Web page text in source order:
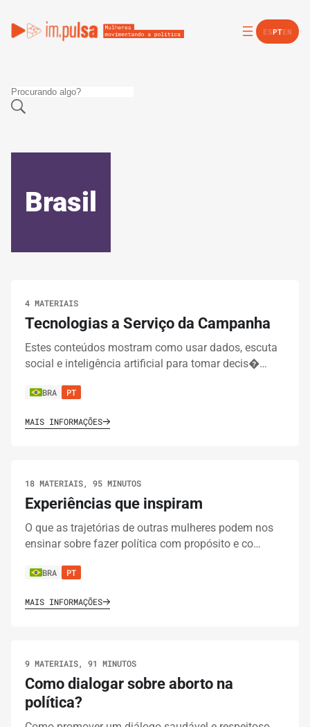
ESPTEN
Brasil
4 MATERIAIS
Tecnologias a Serviço da Campanha
Estes conteúdos mostram como usar dados, escuta
social e inteligência artificial para tomar decis�…
BRA PT
MAIS INFORMAÇÕES
18 MATERIAIS, 95 MINUTOS
Experiências que inspiram
O que as trajetórias de outras mulheres podem nos
ensinar sobre fazer política com propósito e co…
BRA PT
MAIS INFORMAÇÕES
9 MATERIAIS, 91 MINUTOS
Como dialogar sobre aborto na
política?